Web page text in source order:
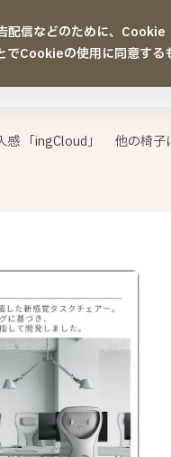
信などのために、Cookie
Cookieの使用に同意する
感 「ingCloud」 他の椅子